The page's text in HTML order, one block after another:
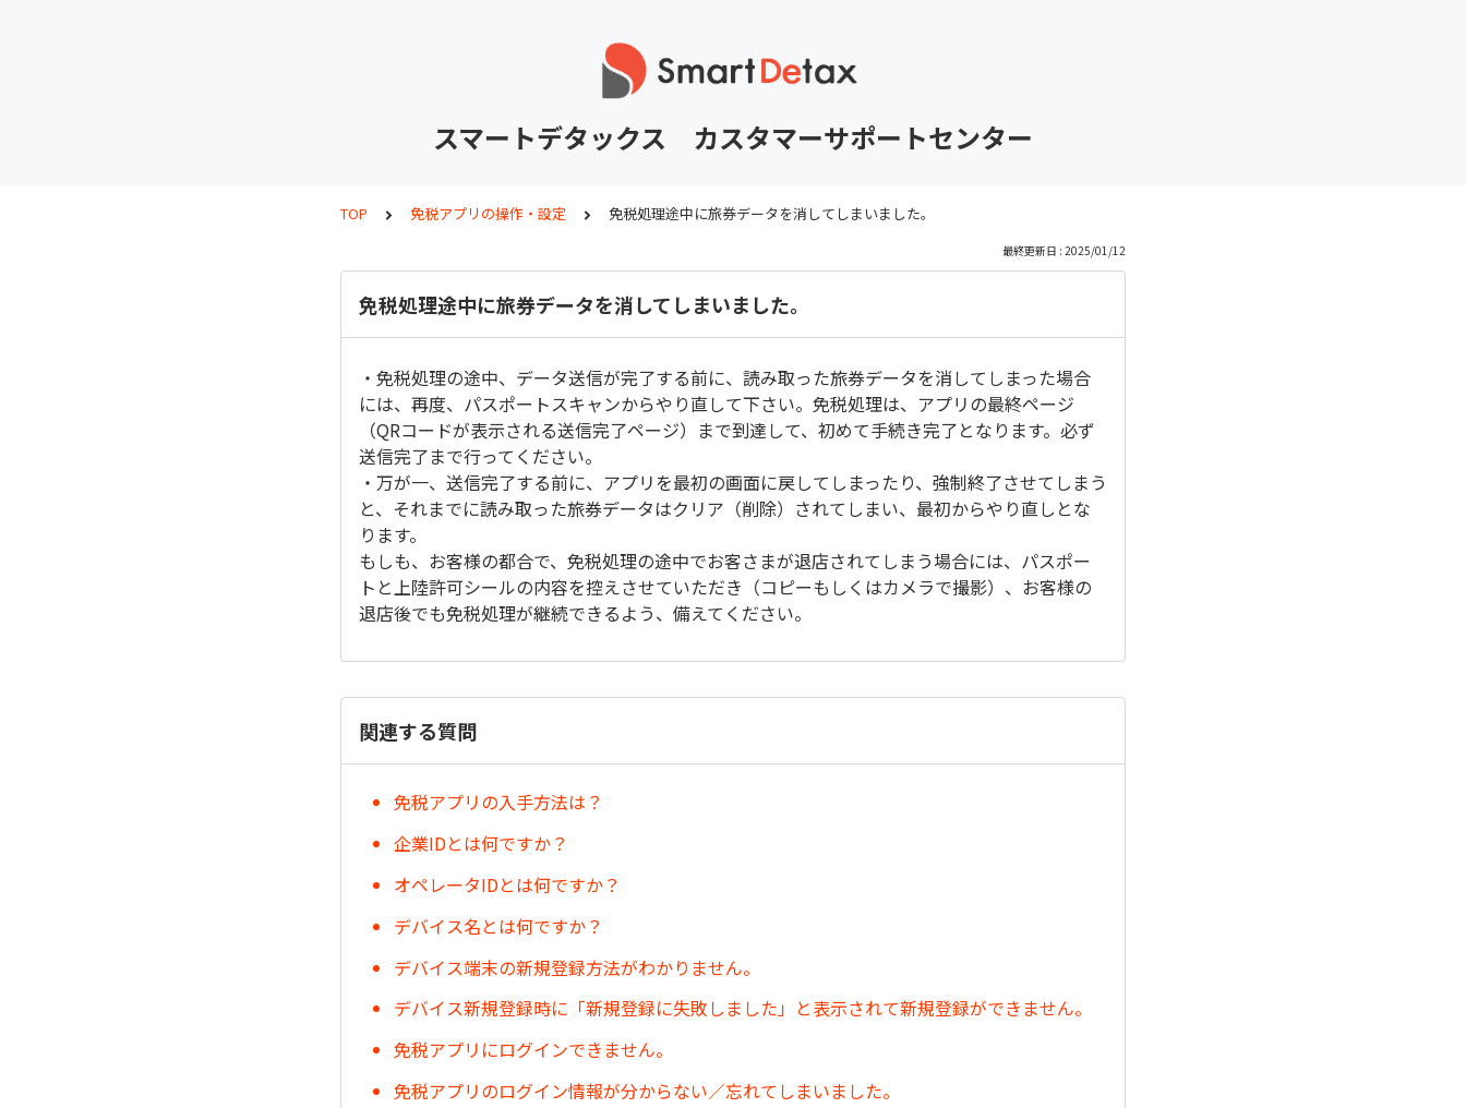
スマートデタックス カスタマーサポートセンター
TOP 免税アプリの操作・設定 免税処理途中に旅券データを消してしまいました。
最終更新日 : 2025/01/12
免税処理途中に旅券データを消してしまいました。
・免税処理の途中、データ送信が完了する前に、読み取った旅券データを消してしまった場合
には、再度、パスポートスキャンからやり直して下さい。免税処理は、アプリの最終ページ
（QRコードが表示される送信完了ページ）まで到達して、初めて手続き完了となります。必ず
送信完了まで行ってください。
・万が一、送信完了する前に、アプリを最初の画面に戻してしまったり、強制終了させてしまう
と、それまでに読み取った旅券データはクリア（削除）されてしまい、最初からやり直しとな
ります。
もしも、お客様の都合で、免税処理の途中でお客さまが退店されてしまう場合には、パスポー
トと上陸許可シールの内容を控えさせていただき（コピーもしくはカメラで撮影）、お客様の
退店後でも免税処理が継続できるよう、備えてください。
関連する質問
免税アプリの入手方法は？
企業IDとは何ですか？
オペレータIDとは何ですか？
デバイス名とは何ですか？
デバイス端末の新規登録方法がわかりません。
デバイス新規登録時に「新規登録に失敗しました」と表示されて新規登録ができません。
免税アプリにログインできません。
免税アプリのログイン情報が分からない／忘れてしまいました。